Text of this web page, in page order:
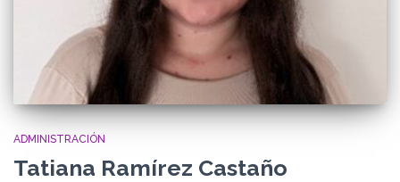
ADMINISTRACIÓN
Tatiana Ramírez Castaño